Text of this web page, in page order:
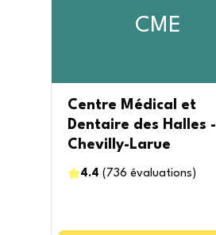
CME
Centre Médical et
Dentaire des Halles -
Chevilly-Larue
4.4 ( 736 évaluations )